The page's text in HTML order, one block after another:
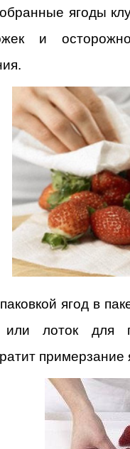
ягоды
и
ягод в
или лоток для
примерзание